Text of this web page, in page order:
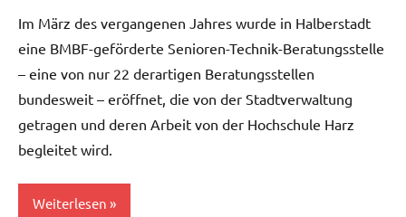
Im März des vergangenen Jahres wurde in Halberstadt
eine BMBF-geförderte Senioren-Technik-Beratungsstelle
– eine von nur 22 derartigen Beratungsstellen
bundesweit – eröffnet, die von der Stadtverwaltung
getragen und deren Arbeit von der Hochschule Harz
begleitet wird.
Weiterlesen